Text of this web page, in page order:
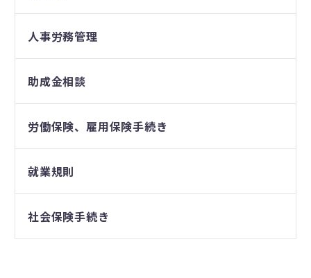
人事労務管理
助成金相談
労働保険、雇用保険手続き
就業規則
社会保険手続き